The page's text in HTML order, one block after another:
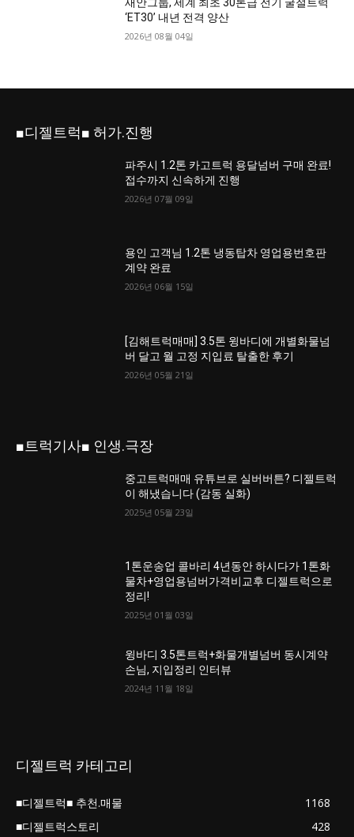
‘ET30’ 내년 전격 양산
2026년 08월 04일
■디젤트럭■ 허가.진행
파주시 1.2톤 카고트럭 용달넘버 구매 완료!
접수까지 신속하게 진행
2026년 07월 09일
용인 고객님 1.2톤 냉동탑차 영업용번호판
계약 완료
2026년 06월 15일
[김해트럭매매] 3.5톤 윙바디에 개별화물넘
버 달고 월 고정 지입료 탈출한 후기
2026년 05월 21일
■트럭기사■ 인생.극장
중고트럭매매 유튜브로 실버버튼? 디젤트럭
이 해냈습니다 (감동 실화)
2025년 05월 23일
1톤운송업 콜바리 4년동안 하시다가 1톤화
물차+영업용넘버가격비교후 디젤트럭으로
정리!
2025년 01월 03일
윙바디 3.5톤트럭+화물개별넘버 동시계약
손님, 지입정리 인터뷰
2024년 11월 18일
디젤트럭 카테고리
■디젤트럭■ 추천.매물
1168
■디젤트럭스토리
428